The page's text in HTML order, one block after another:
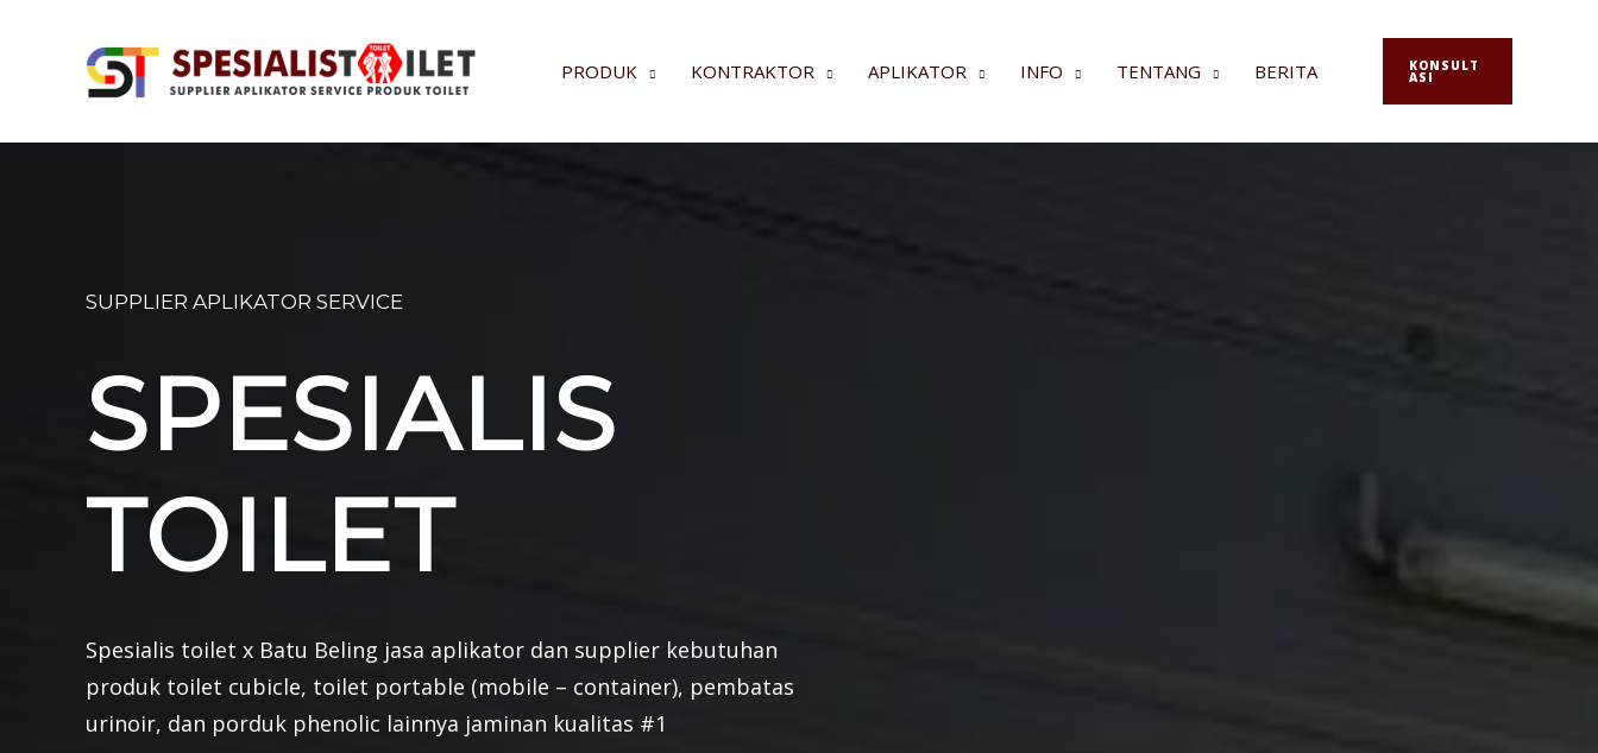
PRODUK KONTRAKTOR APLIKATOR INFO TENTANG BERITA KONSULT
ASI
SUPPLIER APLIKATOR SERVICE
SPESIALIS
TOILET
Spesialis toilet x Batu Beling jasa aplikator dan supplier kebutuhan
produk toilet cubicle, toilet portable (mobile – container), pembatas
urinoir, dan porduk phenolic lainnya jaminan kualitas #1